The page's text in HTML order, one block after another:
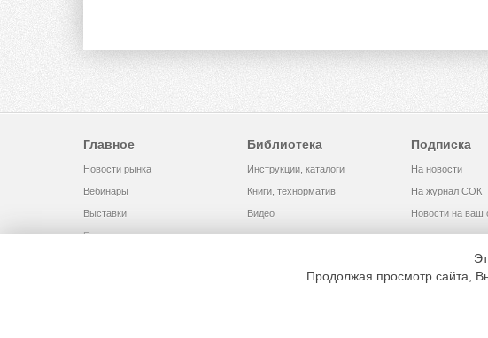
Главное
Новости рынка
Вебинары
Выставки
Помощь
Библиотека
Инструкции, каталоги
Книги, технорматив
Видео
Подписка
На новости
На журнал СОК
Новости на ваш
© 2002 - 2026 OOO Издательский дом «МЕДИА
Продолжая просмотр сайта,